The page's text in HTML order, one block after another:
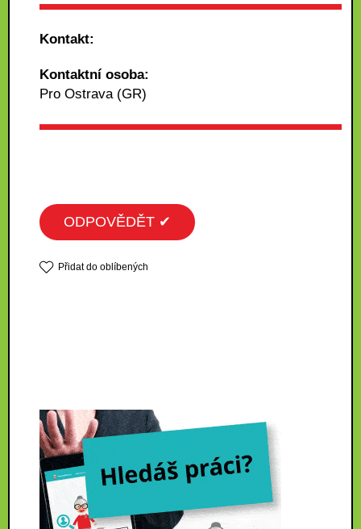
Kontakt:
Kontaktní osoba:
Pro Ostrava (GR)
ODPOVĚDĚT ✔
Přidat do oblíbených